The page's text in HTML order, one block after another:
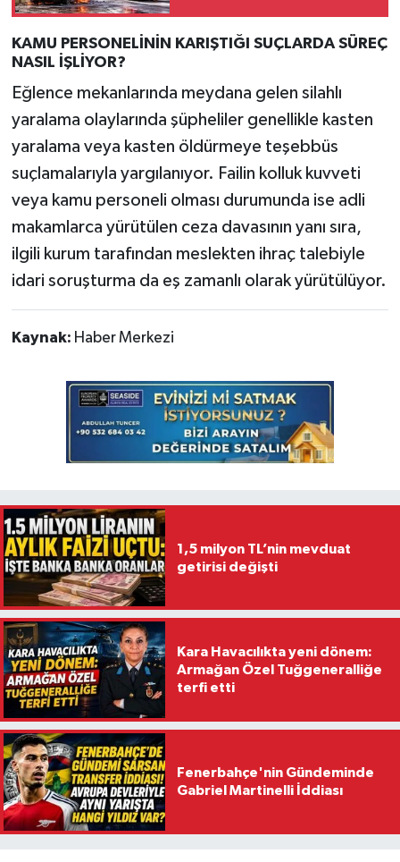
KAMU PERSONELİNİN KARIŞTIĞI SUÇLARDA SÜREÇ
NASIL İŞLİYOR?
Eğlence mekanlarında meydana gelen silahlı
yaralama olaylarında şüpheliler genellikle kasten
yaralama veya kasten öldürmeye teşebbüs
suçlamalarıyla yargılanıyor. Failin kolluk kuvveti
veya kamu personeli olması durumunda ise adli
makamlarca yürütülen ceza davasının yanı sıra,
ilgili kurum tarafından meslekten ihraç talebiyle
idari soruşturma da eş zamanlı olarak yürütülüyor.
Kaynak: Haber Merkezi
1,5 milyon TL’nin mevduat
getirisi değişti
Kara Havacılıkta yeni dönem:
Armağan Özel Tuğgeneralliğe
terfi etti
Fenerbahçe'nin Gündeminde
Gabriel Martinelli İddiası